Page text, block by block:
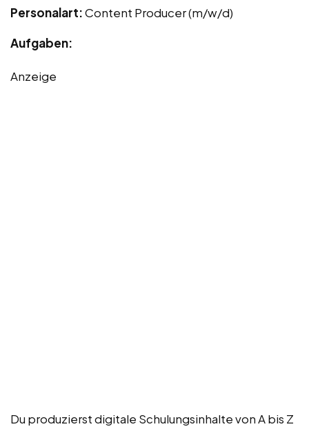
Personalart:Content Producer (m/w/d)
Aufgaben:
Anzeige
Du produzierst digitale Schulungsinhalte von A bis Z